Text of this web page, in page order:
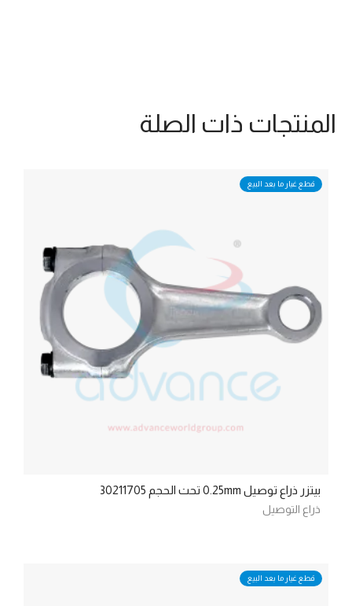
المنتجات ذات الصلة
قطع غيار ما بعد البيع
بيتزر ذراع توصيل 0.25mm تحت الحجم 30211705
ذراع التوصيل
قطع غيار ما بعد البيع